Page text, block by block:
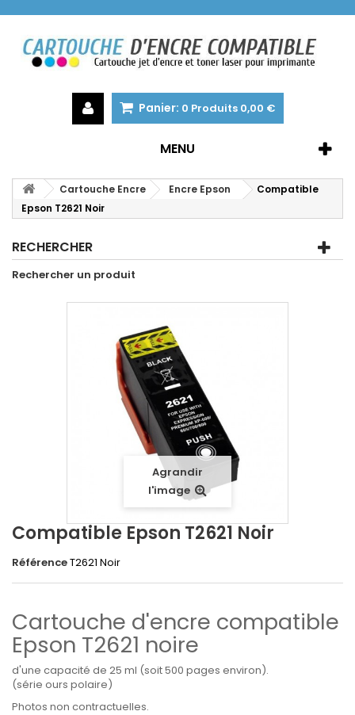
Panier: 0 Produits 0,00 €
MENU
Cartouche Encre Encre Epson
Compatible
Epson T2621 Noir
RECHERCHER
Rechercher un produit
Agrandir
l'image
Compatible Epson T2621 Noir
RéférenceT2621 Noir
Cartouche d'encre compatible
Epson T2621 noire
d'une capacité de 25 ml (soit 500 pages environ).
(série ours polaire)
Photos non contractuelles.